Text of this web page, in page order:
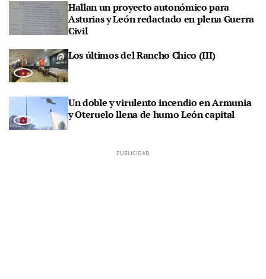
Hallan un proyecto autonómico para
Asturias y León redactado en plena Guerra
Civil
Los últimos del Rancho Chico (III)
Un doble y virulento incendio en Armunia
y Oteruelo llena de humo León capital